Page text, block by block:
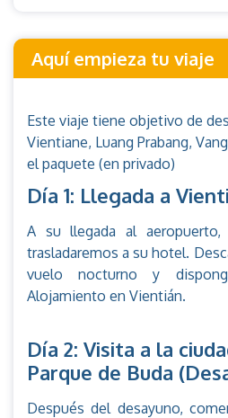
Aquí empieza tu viaje
Este viaje tiene objetivo de
Vientiane, Luang Prabang,
el paquete (en privado)
Día 1: Llegada a
A su llegada al
trasladaremos a su hotel.
vuelo nocturno y
Alojamiento en Vientián.
Día 2: Visita a la
Parque de Buda
Después del desayuno,